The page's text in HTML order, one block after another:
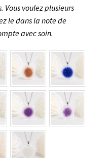
Vous voulez plusieurs
le dans la note de
avec soin.